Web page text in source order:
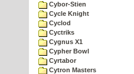
Cybor-Stien
Cycle Knight
Cyclod
Cyctriks
Cygnus X1
Cypher Bowl
Cyrtabor
Cytron Masters